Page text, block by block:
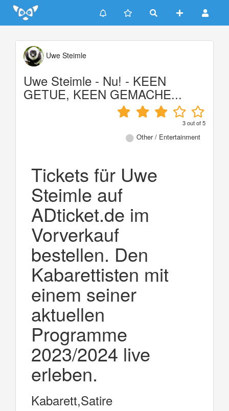
Update cookies preferences
Uwe Steimle
Uwe Steimle - Nu! - KEEN
GETUE, KEEN GEMACHE...
3out of5
Other / Entertainment
Tickets für Uwe
Steimle auf
ADticket.de im
Vorverkauf
bestellen. Den
Kabarettisten mit
einem seiner
aktuellen
Programme
2023/2024 live
erleben.
Kabarett,Satire